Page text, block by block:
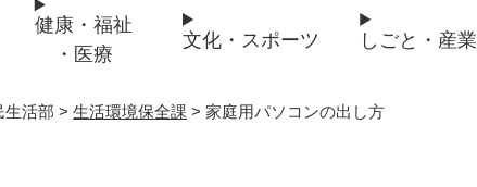
健康・福祉
・医療
文化・スポーツ しごと・産業
生活部 > 生活環境保全課 > 家庭用パソコンの出し方